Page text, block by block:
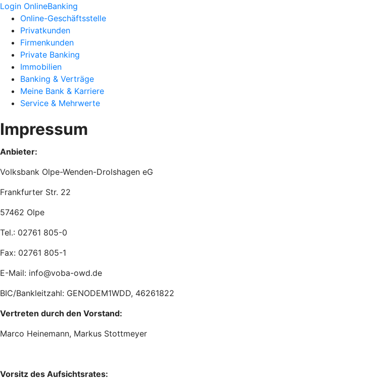
Login OnlineBanking
Online-Geschäftsstelle
Privatkunden
Firmenkunden
Private Banking
Immobilien
Banking & Verträge
Meine Bank & Karriere
Service & Mehrwerte
Impressum
Anbieter:
Volksbank Olpe-Wenden-Drolshagen eG
Frankfurter Str. 22
57462 Olpe
Tel.: 02761 805-0
Fax: 02761 805-1
E-Mail: info@voba-owd.de
BIC/Bankleitzahl: GENODEM1WDD, 46261822
Vertreten durch den Vorstand:
Marco Heinemann, Markus Stottmeyer
Vorsitz des Aufsichtsrates: